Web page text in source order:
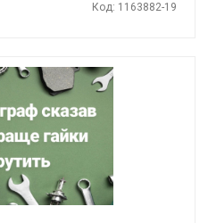
Код: 1163882-19